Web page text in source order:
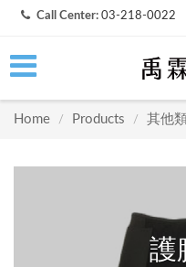
Call Center: 03-218-0022
Home / Products / 其他類
護